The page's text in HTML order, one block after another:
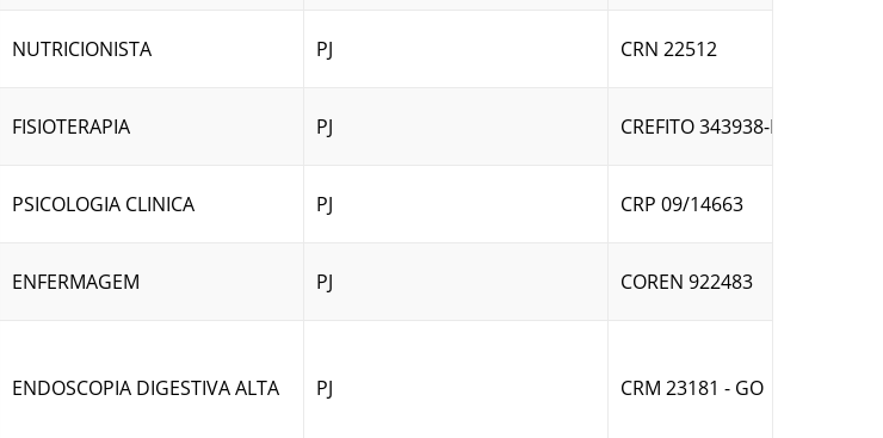
NUTRICIONISTA PJ CRN 22512
FISIOTERAPIA PJ CREFITO 343938-F
PSICOLOGIA CLINICA PJ CRP 09/14663
ENFERMAGEM PJ COREN 922483
ENDOSCOPIA DIGESTIVA ALTA PJ CRM 23181 - GO